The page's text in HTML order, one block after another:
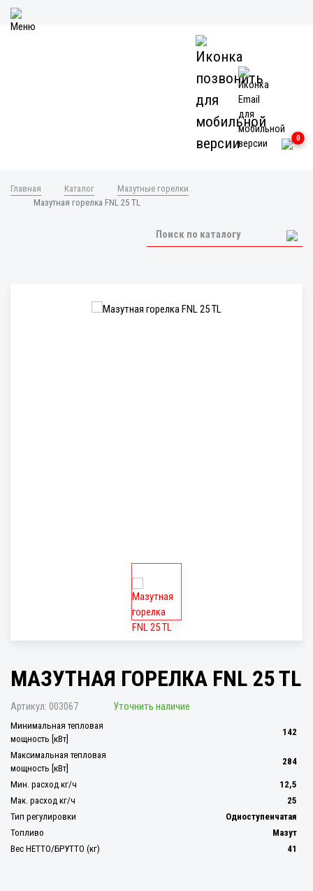
0
Главная Каталог
Мазутные горелки
Мазутная горелка FNL 25 TL
МАЗУТНАЯ ГОРЕЛКА FNL 25 TL
Артикул: 003067 Уточнить наличие
Минимальная тепловая
мощность [кВт]
142
Максимальная тепловая
мощность [кВт]
284
Мин. расход кг/ч
12,5
Мак. расход кг/ч
25
Тип регулировки
Одноступенчатая
Топливо
Мазут
Вес НЕТТО/БРУТТО (кг)
41